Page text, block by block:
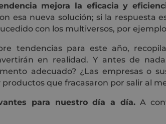
mejora la eficacia y
esa nueva solución; si la respuesta
con los multiversos, por
tendencias para este año,
en realidad. Y antes de
adecuado? ¿Las empresas o
que fracasaron por salir al
para nuestro día a día. A